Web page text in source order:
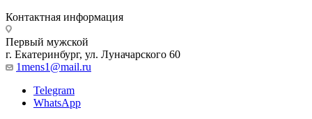
Контактная информация
Первый мужской
г. Екатеринбург, ул. Луначарского 60
1mens1@mail.ru
Telegram
WhatsApp